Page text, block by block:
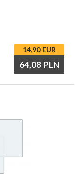
14,90 EUR
64,08 PLN